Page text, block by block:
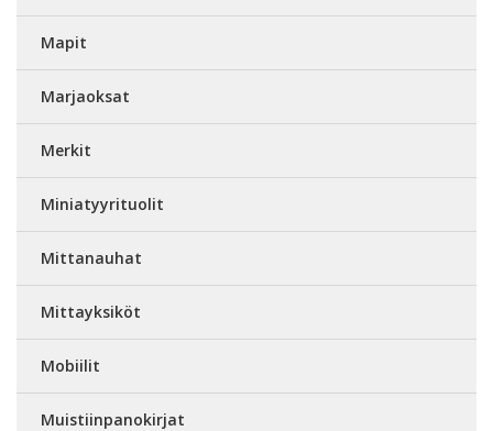
Mapit
Marjaoksat
Merkit
Miniatyyrituolit
Mittanauhat
Mittayksiköt
Mobiilit
Muistiinpanokirjat